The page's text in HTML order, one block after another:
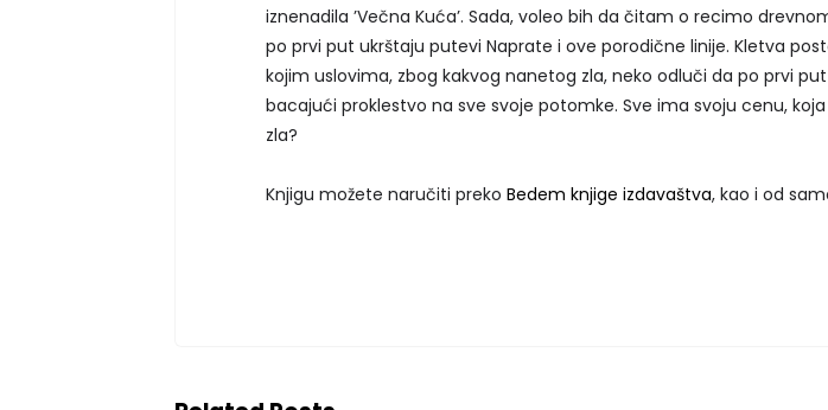
iznenadila ’Večna Kuća’. Sada, voleo bih da čitam o recimo
po prvi put ukrštaju putevi Naprate i ove porodične linije. Kletva
kojim uslovima, zbog kakvog nanetog zla, neko odluči da po prvi
bacajući proklestvo na sve svoje potomke. Sve ima svoju cenu,
zla?
Knjigu možete naručiti preko Bedem knjige izdavaštva, kao i od